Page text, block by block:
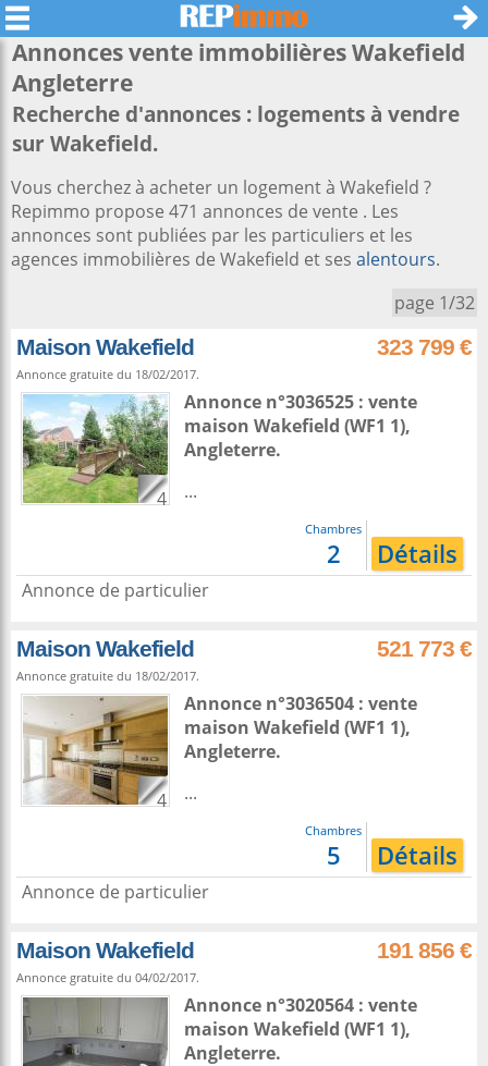
Annonces vente immobilièresWakefield
Angleterre
Recherche d'annonces : logements à vendre
sur Wakefield.
Vous cherchez à acheter un logement à Wakefield ?
Repimmo propose 471 annonces de vente . Les
annonces sont publiées par les particuliers et les
agences immobilières de Wakefield et ses alentours.
page 1/32
Maison Wakefield 323 799 €
Annonce gratuite du 18/02/2017.
4
Annonce n°3036525 : vente
maison Wakefield (WF1 1),
Angleterre.
...
Chambres
2 Détails
Annonce de particulier
Maison Wakefield 521 773 €
Annonce gratuite du 18/02/2017.
4
Annonce n°3036504 : vente
maison Wakefield (WF1 1),
Angleterre.
...
Chambres
5 Détails
Annonce de particulier
Maison Wakefield 191 856 €
Annonce gratuite du 04/02/2017.
Annonce n°3020564 : vente
maison Wakefield (WF1 1),
Angleterre.